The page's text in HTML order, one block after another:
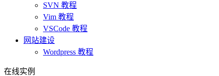
SVN 教程
Vim 教程
VSCode 教程
网站建设
Wordpress 教程
在线实例